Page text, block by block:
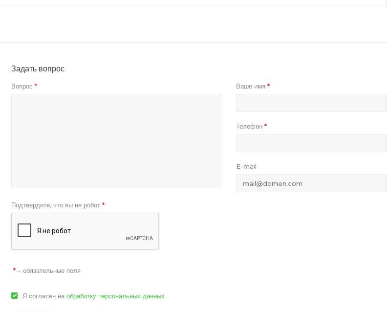
Задать вопрос
Вопрос * Ваше имя *
Телефон *
E-mail
Подтвердите, что вы не робот *
*– обязательные поля
Я согласен на обработку персональных данных